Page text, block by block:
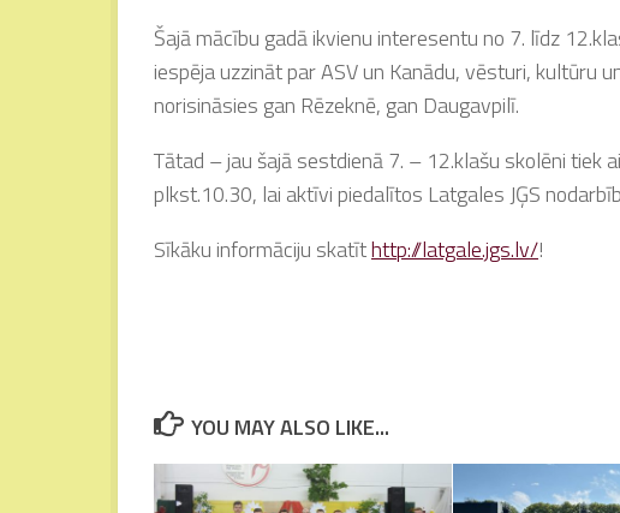
Šajā mācību gadā ikvienu interesentu no 7. līdz
iespēja uzzināt par ASV un Kanādu, vēsturi, kultūru
norisināsies gan Rēzeknē, gan Daugavpilī.
Tātad – jau šajā sestdienā 7. – 12.klašu skolēni tiek
plkst.10.30, lai aktīvi piedalītos Latgales JĢS
Sīkāku informāciju skatīthttp://latgale.jgs.lv/!
YOU MAY ALSO LIKE...